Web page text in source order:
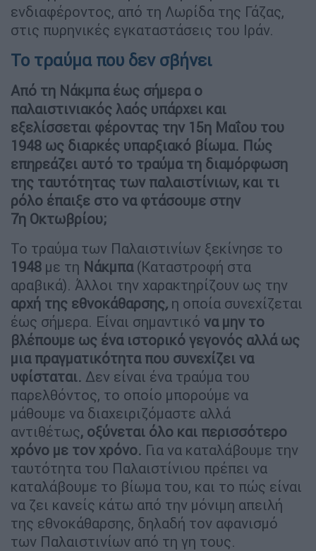
ενδιαφέροντος, από τη Λωρίδα της Γάζας,
στις πυρηνικές εγκαταστάσεις του Ιράν.
Το τραύμα που δεν σβήνει
Από τη Νάκμπα έως σήμερα ο
παλαιστινιακός λαός υπάρχει και
εξελίσσεται φέροντας την 15η Μαΐου του
1948 ως διαρκές υπαρξιακό βίωμα. Πώς
επηρεάζει αυτό το τραύμα τη διαμόρφωση
της ταυτότητας των παλαιστίνιων, και τι
ρόλο έπαιξε στο να φτάσουμε στην
7η Οκτωβρίου;
Το τραύμα των Παλαιστινίων ξεκίνησε το
1948 με τη Νάκμπα(Καταστροφή στα
αραβικά). Άλλοι την χαρακτηρίζουν ως την
αρχή της εθνοκάθαρσης, η οποία συνεχίζεται
έως σήμερα. Είναι σημαντικό να μην το
βλέπουμε ως ένα ιστορικό γεγονός αλλά ως
μια πραγματικότητα που συνεχίζει να
υφίσταται. Δεν είναι ένα τραύμα του
παρελθόντος, το οποίο μπορούμε να
μάθουμε να διαχειριζόμαστε αλλά
αντιθέτως, οξύνεται όλο και περισσότερο
χρόνο με τον χρόνο. Για να καταλάβουμε την
ταυτότητα του Παλαιστίνιου πρέπει να
καταλάβουμε το βίωμα του, και το πώς είναι
να ζει κανείς κάτω από την μόνιμη απειλή
της εθνοκάθαρσης, δηλαδή τον αφανισμό
των Παλαιστινίων από τη γη τους.